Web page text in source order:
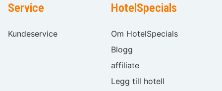
Service
Kundeservice
HotelSpecials
Om HotelSpecials
Blogg
affiliate
Legg till hotell